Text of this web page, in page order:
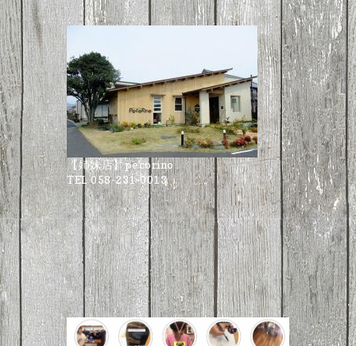
【姉妹店】pecorino
TEL 058-231-0013